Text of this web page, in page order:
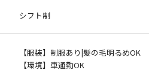
シフト制
【服装】制服あり|髪の毛明るめOK
【環境】車通勤OK